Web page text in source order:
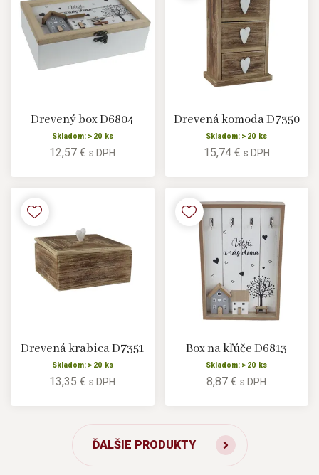
Drevený box D6804
Skladom: > 20 ks
12,57 €s DPH
Drevená komoda D7350
Skladom: > 20 ks
15,74 € s DPH
Drevená krabica D7351
Skladom: > 20 ks
13,35 €s DPH
Box na kľúče D6813
Skladom: > 20 ks
8,87 €s DPH
ĎALŠIE PRODUKTY